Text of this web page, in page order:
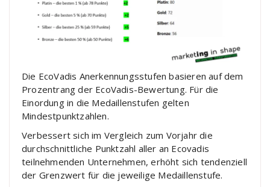
Die EcoVadis Anerkennungsstufen basieren auf dem
Prozentrang der EcoVadis-Bewertung. Für die
Einordung in die Medaillenstufen gelten
Mindestpunktzahlen.
Verbessert sich im Vergleich zum Vorjahr die
durchschnittliche Punktzahl aller an Ecovadis
teilnehmenden Unternehmen, erhöht sich tendenziell
der Grenzwert für die jeweilige Medaillenstufe.